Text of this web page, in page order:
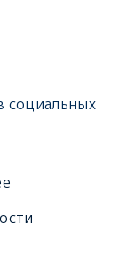
социальных